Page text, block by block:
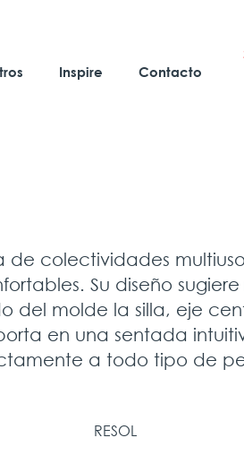
Inspire Contacto
de colectividades
Su diseño sugiere
del molde la silla, eje
en una sentada
a todo tipo de
RESOL